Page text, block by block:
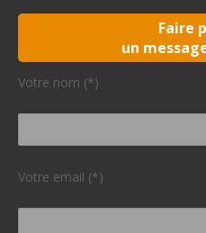
Faire
un
Votre nom (*)
Votre email (*)